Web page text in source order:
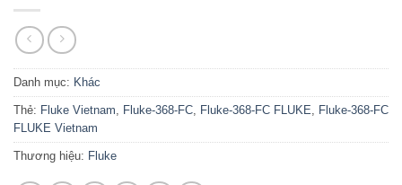
Danh mục: Khác
Thẻ: Fluke Vietnam, Fluke-368-FC, Fluke-368-FC FLUKE, Fluke-368-FC
FLUKE Vietnam
Thương hiệu: Fluke